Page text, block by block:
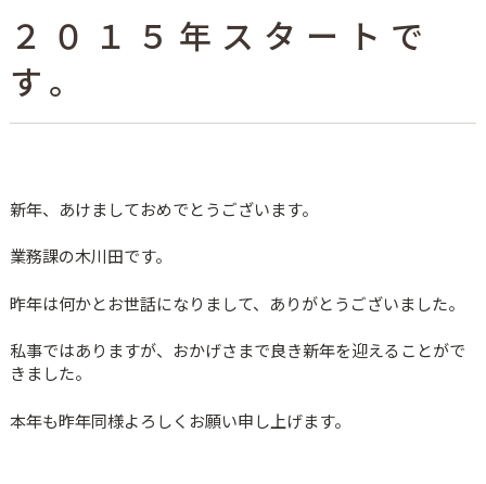
２０１５年スタートで
す。
新年、あけましておめでとうございます。
業務課の木川田です。
昨年は何かとお世話になりまして、ありがとうございました。
私事ではありますが、おかげさまで良き新年を迎えることがで
きました。
本年も昨年同様よろしくお願い申し上げます。